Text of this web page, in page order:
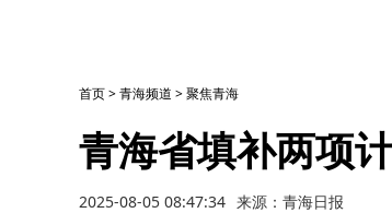
首页>青海频道 >聚焦青海
青海省填补两项
2025-08-05 08:47:34 来源：青海日报